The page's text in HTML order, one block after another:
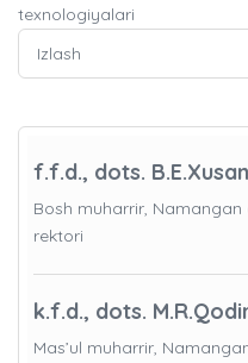
texnologiyalari
f.f.d., dots.
Bosh muharrir,
rektori
k.f.d., dots.
Mas’ul muharrir,